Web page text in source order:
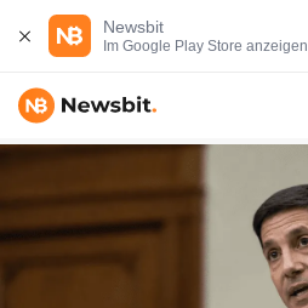
Newsbit
Im Google Play Store anzeigen